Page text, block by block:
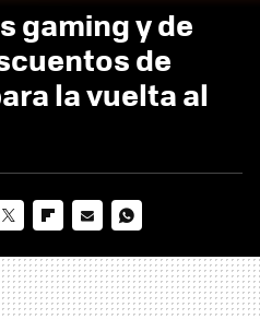
gaming y de
de
la vuelta al
MAIL